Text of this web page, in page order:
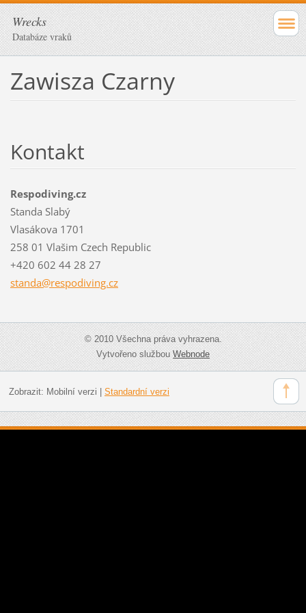
Wrecks
Databáze vraků
Zawisza Czarny
Kontakt
Respodiving.cz
Standa Slabý
Vlasákova 1701
258 01 Vlašim Czech Republic
+420 602 44 28 27
standa@respodiving.cz
© 2010 Všechna práva vyhrazena.
Vytvořeno službouWebnode
Zobrazit: Mobilní verzi Standardní verzi